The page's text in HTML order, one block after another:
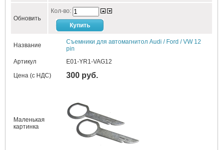
Обновить
Кол-во:
Название
Съемники для автомагнитол Audi / Ford / VW 12
pin
Артикул
E01-YR1-VAG12
Цена (с НДС)
300 руб.
Маленькая
картинка